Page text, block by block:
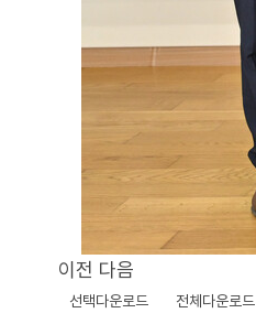
이전 다음
선택다운로드 전체다운로드